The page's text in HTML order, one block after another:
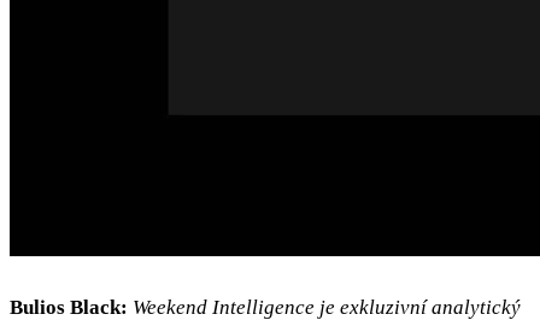
Bulios Black: Weekend Intelligence je exkluzivní analytický